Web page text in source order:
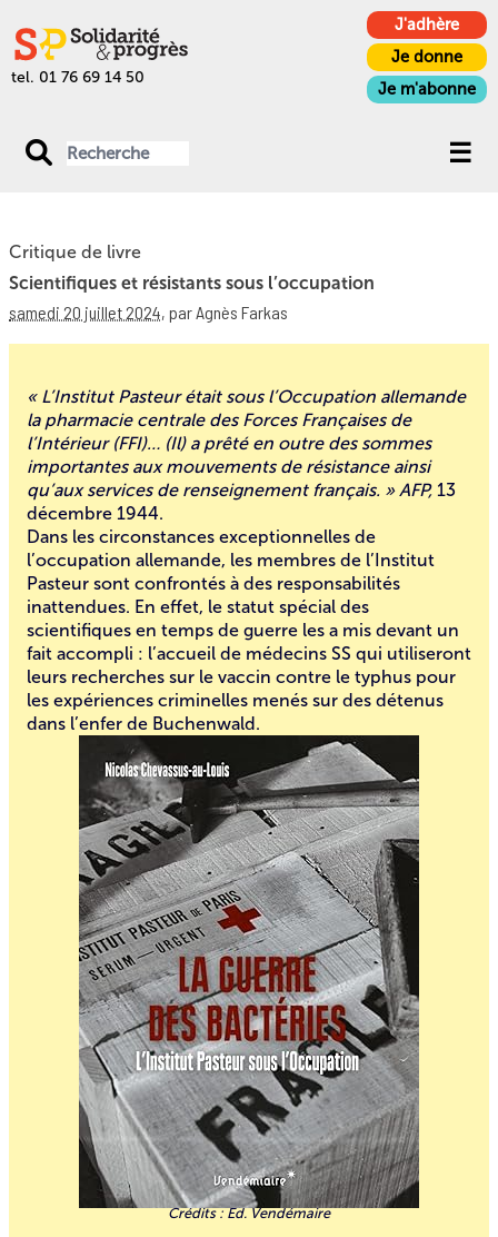
tel. 01 76 69 14 50
J'adhère
Je donne
Je m'abonne
Critique de livre
Scientifiques et résistants sous l’occupation
samedi 20 juillet 2024, par Agnès Farkas
« L’Institut Pasteur était sous l’Occupation allemande
la pharmacie centrale des Forces Françaises de
l’Intérieur (FFI)… (Il) a prêté en outre des sommes
importantes aux mouvements de résistance ainsi
qu’aux services de renseignement français. » AFP, 13
décembre 1944.
Dans les circonstances exceptionnelles de
l’occupation allemande, les membres de l’Institut
Pasteur sont confrontés à des responsabilités
inattendues. En effet, le statut spécial des
scientifiques en temps de guerre les a mis devant un
fait accompli : l’accueil de médecins SS qui utiliseront
leurs recherches sur le vaccin contre le typhus pour
les expériences criminelles menés sur des détenus
dans l’enfer de Buchenwald.
Ed. Vendémaire